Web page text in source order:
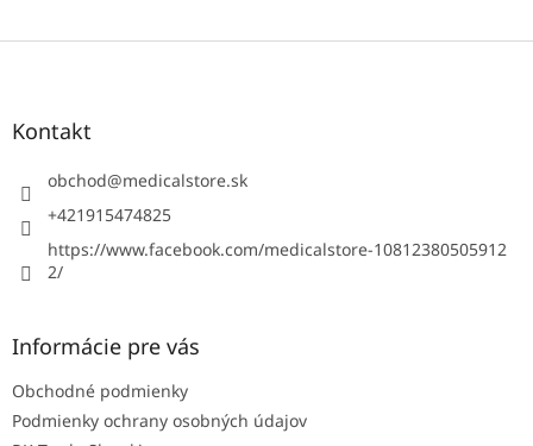
Z
Kontakt
obchod@medicalstore.sk
+421915474825
https://www.facebook.com/medicalstore-10812380505912
2/
Informácie pre vás
Obchodné podmienky
Podmienky ochrany osobných údajov